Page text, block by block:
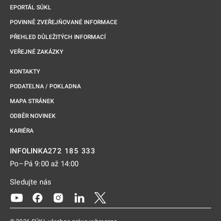
EPORTÁL SÚKL
POVINNĚ ZVEŘEJŇOVANÉ INFORMACE
PŘEHLED DŮLEŽITÝCH INFORMACÍ
VEŘEJNÉ ZAKÁZKY
KONTAKTY
PODATELNA / POKLADNA
MAPA STRÁNEK
ODBĚR NOVINEK
KARIÉRA
INFOLINKA272 185 333
Po–Pá 9:00 až 14:00
Sledujte nás
Odkaz se otevře na nové kartě
Odkaz se otevře na nové kartě
Odkaz se otevře na nové kartě
Odkaz se otevře na nové kartě